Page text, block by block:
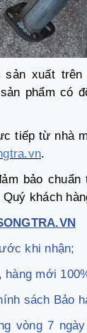
sản xuất trên
phẩm có
tiếp từ nhà
.
bảo chuẩn
khách
khi nhận;
hàng mới
sách Bảo
vòng 7